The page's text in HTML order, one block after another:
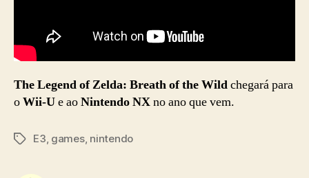
The Legend of Zelda: Breath of the Wildchegará para
oWii-Ue aoNintendo NXno ano que vem.
TagsE3, games, nintendo